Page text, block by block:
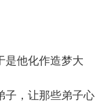
他化作造梦大
子，让那些弟子心